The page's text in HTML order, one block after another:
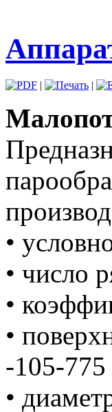
| |
•
• число
•
•
-105-775
•